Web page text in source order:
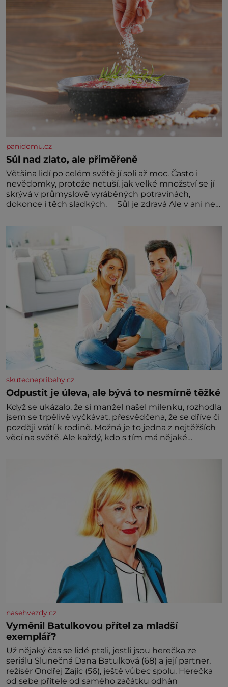
rodinných vyprávění, už dávno
panidomu.cz
Sůl nad zlato, ale přiměřeně
Většina lidí po celém světě jí soli až moc. Často i
nevědomky, protože netuší, jak velké množství se jí
skrývá v průmyslově vyráběných potravinách,
dokonce i těch sladkých. Sůl je zdravá Ale v ani ne
běžné. Její základní složky– sodík a chlór – jsou
skutecnepribehy.cz
Odpustit je úleva, ale bývá to nesmírně těžké
Když se ukázalo, že si manžel našel milenku, rozhodla
jsem se trpělivě vyčkávat, přesvědčena, že se dříve či
později vrátí k rodině. Možná je to jedna z nejtěžších
věcí na světě. Ale každý, kdo s tím má nějaké
nasehvezdy.cz
Vyměnil Batulkovou přítel za mladší
exemplář?
Už nějaký čas se lidé ptali, jestli jsou herečka ze
seriálu Slunečná Dana Batulková (68) a její partner,
režisér Ondřej Zajíc (56), ještě vůbec spolu. Herečka
od sebe přítele od samého začátku odhán